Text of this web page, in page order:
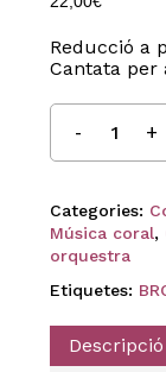
Reducció a
Cantata
Categories:
Música coral,
orquestra
Etiquetes:
Descripció